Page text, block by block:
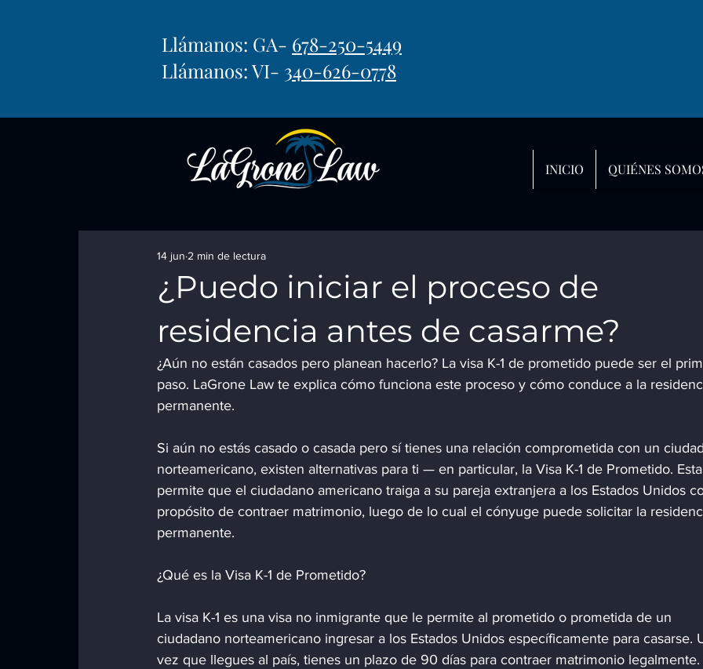
Llámanos: GA- 678-250-5449
Llámanos: VI- 340-626-0778
INICIO QUIÉNES
¿Puedo iniciar el proceso de
residencia antes de casarme?
14 jun 2 min de lectura
¿Aún no están casados pero planean hacerlo? La visa K-1 de prometido puede ser el
paso. LaGrone Law te explica cómo funciona este proceso y cómo conduce a la
permanente.
Si aún no estás casado o casada pero sí tienes una relación comprometida con un
norteamericano, existen alternativas para ti — en particular, la Visa K-1 de Prometido.
permite que el ciudadano americano traiga a su pareja extranjera a los Estados Unidos
propósito de contraer matrimonio, luego de lo cual el cónyuge puede solicitar la
permanente.
¿Qué es la Visa K-1 de Prometido?
La visa K-1 es una visa no inmigrante que le permite al prometido o prometida de un
ciudadano norteamericano ingresar a los Estados Unidos específicamente para casarse.
vez que llegues al país, tienes un plazo de 90 días para contraer matrimonio legalmente.